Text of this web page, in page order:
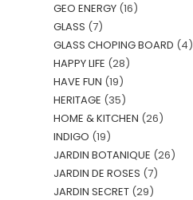
GEO ENERGY (16)
GLASS (7)
GLASS CHOPING BOARD (4)
HAPPY LIFE (28)
HAVE FUN (19)
HERITAGE (35)
HOME & KITCHEN (26)
INDIGO (19)
JARDIN BOTANIQUE (26)
JARDIN DE ROSES (7)
JARDIN SECRET (29)